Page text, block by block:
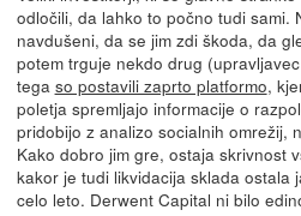
odločili, da lahko to počno tudi sami.
navdušeni, da se jim zdi škoda, da
potem trguje nekdo drug
tega so postavili zaprto platformo,
poletja spremljajo informacije o
pridobijo z analizo socialnih omrežij,
Kako dobro jim gre, ostaja skrivnost
kakor je tudi likvidacija sklada ostala
celo leto. Derwent Capital ni bilo